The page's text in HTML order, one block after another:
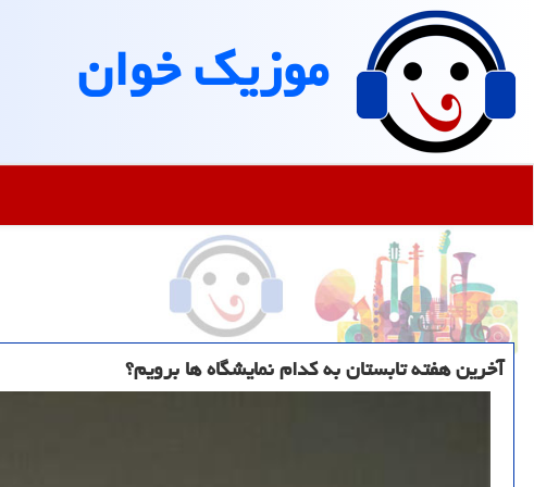
موزیك خوان
آخرین هفته تابستان به کدام نمایشگاه ها برویم؟